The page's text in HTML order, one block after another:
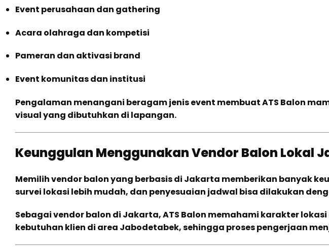
Event perusahaan dan gathering
Acara olahraga dan kompetisi
Pameran dan aktivasi brand
Event komunitas dan institusi
Pengalaman menangani beragam jenis event membuat ATS Balon
visual yang dibutuhkan di lapangan.
Keunggulan Menggunakan Vendor Balon Lokal
Memilih vendor balon yang berbasis di Jakarta memberikan banyak
survei lokasi lebih mudah, dan penyesuaian jadwal bisa dilakukan
Sebagai vendor balon di Jakarta, ATS Balon memahami karakter
kebutuhan klien di area Jabodetabek, sehingga proses pengerjaan